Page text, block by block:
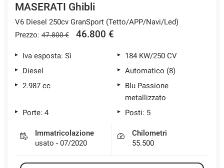
MASERATI Ghibli
V6 Diesel 250cv GranSport (Tetto/APP/Navi/Led)
Prezzo: 47.800 € 46.800 €
Iva esposta: Sì
184 KW/250 CV
Diesel
Automatico (8)
2.987 cc
Blu Passione
metallizzato
Porte: 4
Posti: 5
Immatricolazione
usato - 07/2020
Chilometri
55.500
Cookie delle preferenze
Cookie analitici
Cookie di marketing